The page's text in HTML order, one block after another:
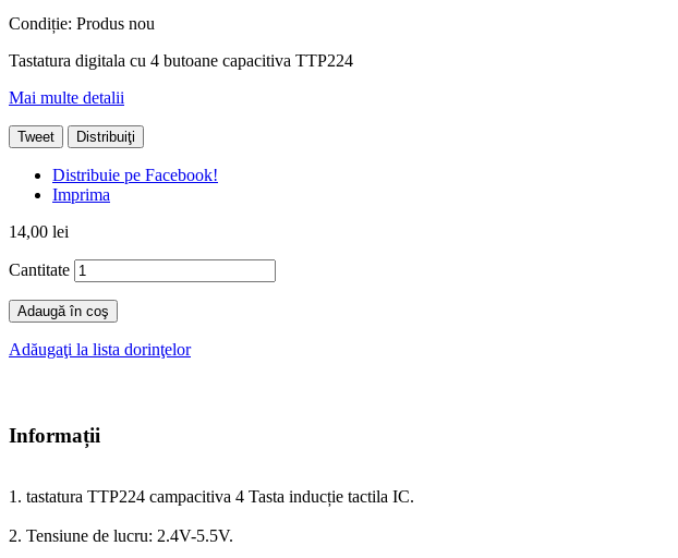
Condiție: Produs nou
Tastatura digitala cu 4 butoane capacitiva TTP224
Mai multe detalii
Tweet Distribuiţi
Distribuie pe Facebook!
Imprima
14,00 lei
Cantitate
Adaugă în coş
Adăugaţi la lista dorinţelor
Informații
1. tastatura TTP224 campacitiva 4 Tasta inducție tactila IC.
2. Tensiune de lucru: 2.4V-5.5V.